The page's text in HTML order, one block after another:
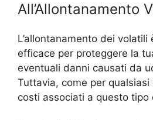
All’Allontanamento
L’allontanamento dei volatili
efficace per proteggere la
eventuali danni causati da
Tuttavia, come per
costi associati a questo tipo